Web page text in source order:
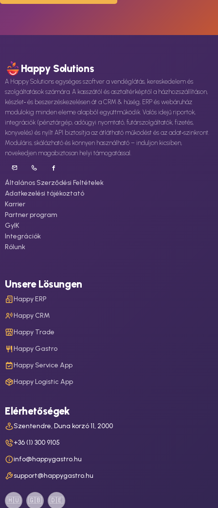
Happy Solutions
A Happy Solutions egységes szoftver a vendéglátás, kereskedelem és
szolgáltatások számára. A kasszától és asztaltérképtől a házhozszállításon,
készlet‑ és beszerzéskezelésen át a CRM & hűség, ERP és webáruház
modulokig minden eleme alapból együttműködik. Valós idejű riportok,
integrációk (pénztárgép, adóügyi nyomtató, futárszolgáltatók, fizetés,
könyvelés) és nyílt API biztosítja az átlátható működést és az adat‑szinkront.
Moduláris, skálázható és könnyen használható – induljon kicsiben,
növekedjen magabiztosan helyi támogatással.
Általános Szerződési Feltételek
Adatkezelési tájékoztató
Karrier
Partner program
GyIK
Integrációk
Rólunk
Unsere Lösungen
Happy ERP
Happy CRM
Happy Trade
Happy Gastro
Happy Service App
Happy Logistic App
Elérhetőségek
Szentendre, Duna korzó 11, 2000
+36 (1) 300 9105
info@happygastro.hu
support@happygastro.hu
🇭🇺 🇬🇧 🇩🇪